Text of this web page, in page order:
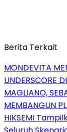
Berita Terkait
MONDEVITA
UNDERSCORE
MAGLIANO,
MEMBANGUN
HIKSEMI